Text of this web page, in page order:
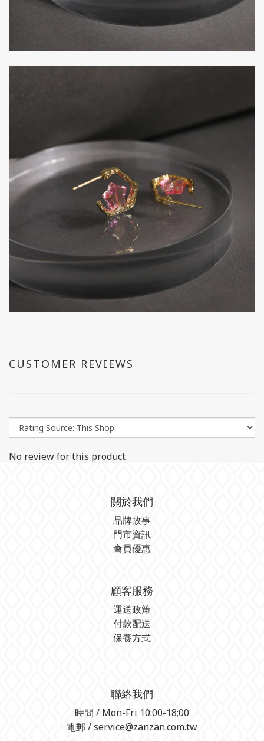
CUSTOMER REVIEWS
No review for this product
關於我們
品牌故事
門市資訊
會員優惠
顧客服務
運送政策
付款配送
保養方式
聯絡我們
時間 / Mon-Fri 10:00-18;00
電郵 / service@zanzan.com.tw